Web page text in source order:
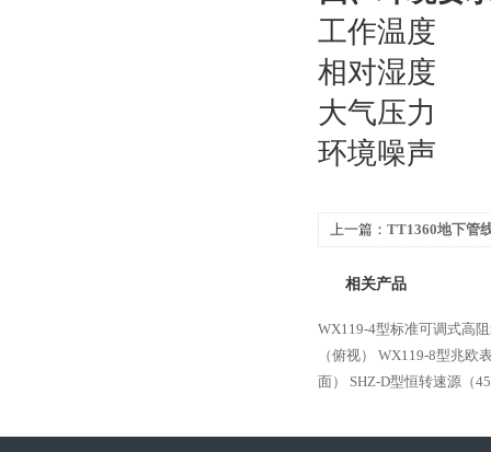
工作温
相对湿
大气压
环境噪
上一篇： TT1360地下管
相关产品
WX119-4型标准可调式高
（俯视）
WX119-8型兆欧
面）
SHZ-D型恒转速源（